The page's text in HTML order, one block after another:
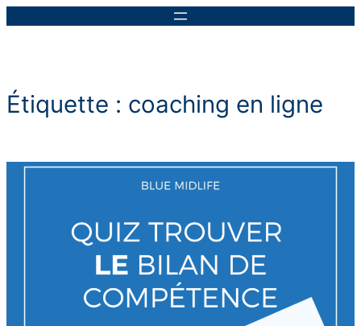
Étiquette : coaching en ligne